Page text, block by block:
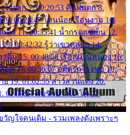
ใจจาก 7. 00:20:53 คืนฝนตก 8.
9. 00:28:47 โสนน้อยเรือนงาม 10.
ล้ว 11. 00:35:41 น้ำกรดแช่เย็น 12.
00:42:32 รู้ว่าเขาหลอก 14.
ติ๋ม 15. 00:48:56 เรือล่มในหนอง 16.
อด 17. 00:56:07 อดีตรักโรงทอ 18.
ย 19. 01:02:55 สาวสวนแตง 20.
01:09:27 พบรักปากน้ำโพ 22.
ใจคนเดิม - รวมเพลงดังเพราะๆ